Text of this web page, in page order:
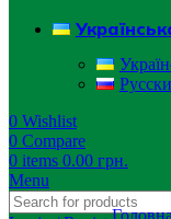
0 Wishlist
0 Compare
0 items 0.00 грн.
Menu